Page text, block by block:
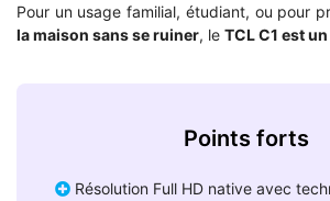
Pour un usage familial, étudiant, ou pour
la maison sans se ruiner, le TCL C1 est
Points forts
Résolution Full HD native avec